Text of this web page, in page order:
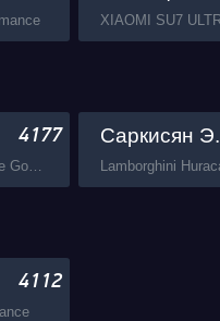
4177
Zeekr 007 Performance Gosha Turbo Tech
Саркисян Э.
4112